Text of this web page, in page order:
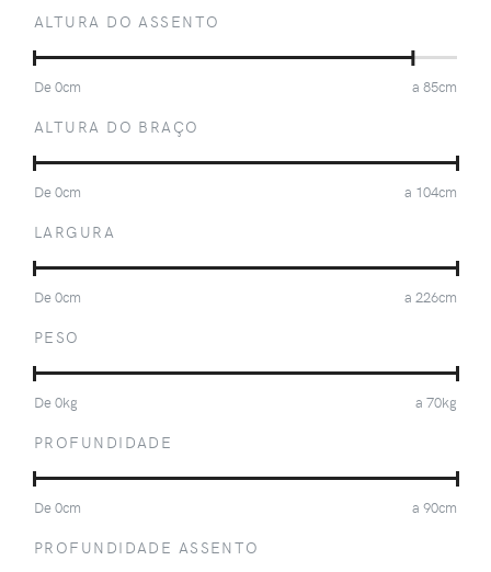
ALTURA DO ASSENTO
De0cm a 85cm
ALTURA DO BRAÇO
De0cm a 104cm
LARGURA
De0cm a 226cm
PESO
De0kg a 70kg
PROFUNDIDADE
De0cm a 90cm
PROFUNDIDADE ASSENTO